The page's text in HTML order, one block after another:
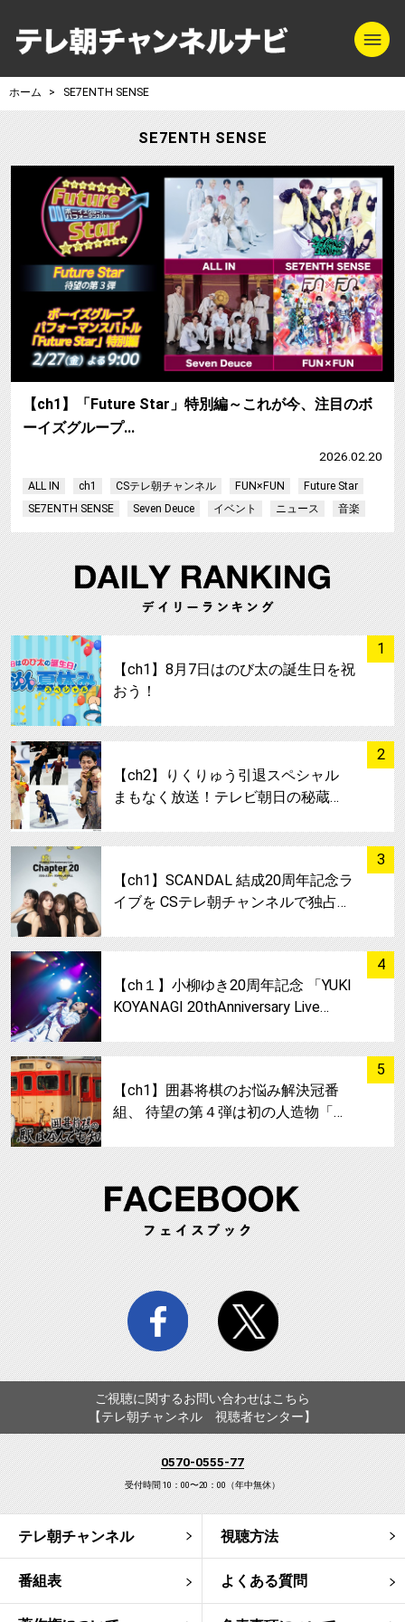
テレ朝チャンネ
ホーム SE7ENTH SENSE
SE7ENTH SENSE
【ch1】「Future Star」特別編～これが今、注目のボ
ーイズグループ…
2026.02.20
ALL IN ch1 CSテレ朝チャンネル FUN×FUN
Future Star
SE7ENTH SENSE
Seven Deuce イベント ニュース 音楽
1
サムネイル
【ch1】8月7日はのび太の誕生日を祝
おう！
2
サムネイル
【ch2】りくりゅう引退スペシャル
まもなく放送！テレビ朝日の秘蔵…
3
【ch1】SCANDAL 結成20周年記念ラ
イブを CSテレ朝チャンネルで独占…
4
【ch１】小柳ゆき20周年記念 「YUKI
KOYANAGI 20thAnniversary Live…
5
サムネイル
【ch1】囲碁将棋のお悩み解決冠番
組、 待望の第４弾は初の人造物「…
facebook twitter
ご視聴に関するお問い合わせはこちら
【テレ朝チャンネル 視聴者センター】
0570-0555-77
受付時間 10：00〜20：00（年中無休）
テレ朝チャンネル 視聴方法
番組表 よくある質問